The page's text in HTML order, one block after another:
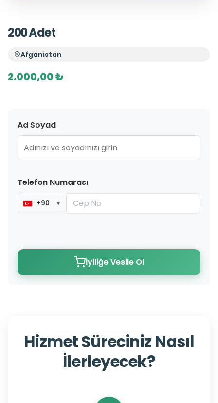
200 Adet
Afganistan
2.000,00 ₺
Ad Soyad
Telefon Numarası
+90 ▼
İyiliğe Vesile Ol
Hizmet Süreciniz Nasıl
İlerleyecek?